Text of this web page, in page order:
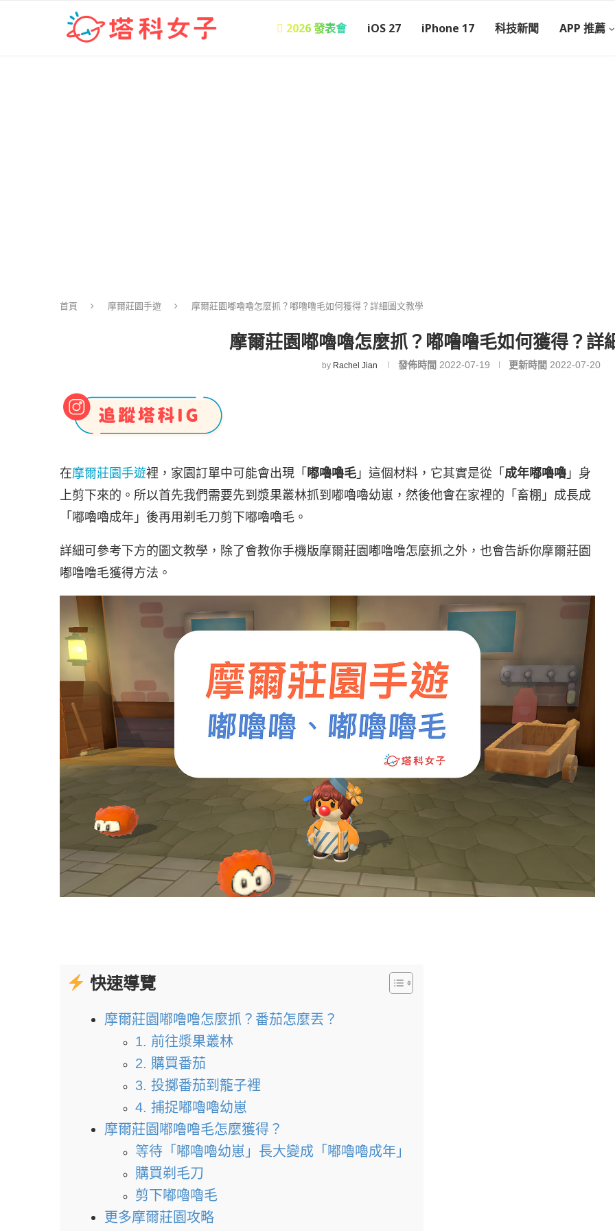
 2026 發表會 iOS 27 iPhone 17 科技新聞 APP 推薦
首頁 摩爾莊園手遊 摩爾莊園嘟嚕嚕怎麼抓？嘟噜噜毛如何獲得？詳細圖文教學
摩爾莊園嘟嚕嚕怎麼抓？嘟噜噜毛如何獲得？詳
by Rachel Jian 發佈時間 2022-07-19 更新時間 2022-07-20
在摩爾莊園手遊裡，家園訂單中可能會出現「 嘟嚕嚕毛 」這個材料，它其實是從「 成年嘟嚕嚕 」身
上剪下來的。所以首先我們需要先到漿果叢林抓到嘟嚕嚕幼崽，然後他會在家裡的「畜棚」成長成
「嘟嚕嚕成年」後再用剃毛刀剪下嘟嚕嚕毛。
詳細可參考下方的圖文教學，除了會教你手機版摩爾莊園嘟噜噜怎麼抓之外，也會告訴你摩爾莊園
嘟噜噜毛獲得方法。
快速導覽
摩爾莊園嘟噜噜怎麼抓？番茄怎麼丟？
1. 前往漿果叢林
2. 購買番茄
3. 投擲番茄到籠子裡
4. 捕捉嘟嚕嚕幼崽
摩爾莊園嘟噜噜毛怎麼獲得？
等待「嘟嚕嚕幼崽」長大變成「嘟嚕嚕成年」
購買剃毛刀
剪下嘟嚕嚕毛
更多摩爾莊園攻略